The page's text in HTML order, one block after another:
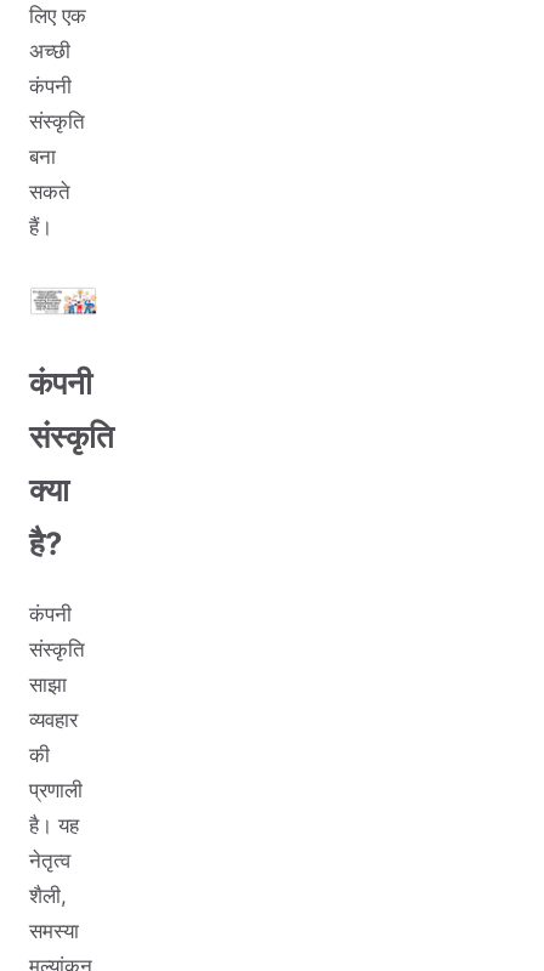
लिए एक
अच्छी
कंपनी
संस्कृति
बना
सकते
हैं।
कंपनी
संस्कृति
क्या
है?
कंपनी
संस्कृति
साझा
व्यवहार
की
प्रणाली
है। यह
नेतृत्व
शैली,
समस्या
मूल्यांकन